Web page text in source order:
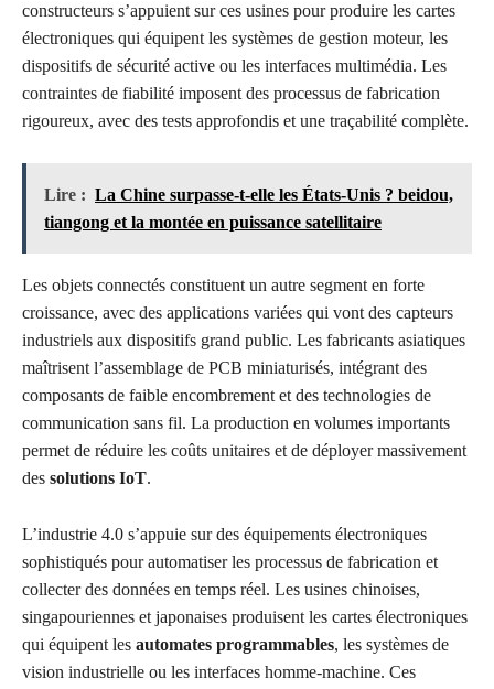
constructeurs s’appuient sur ces usines pour produire les cartes
électroniques qui équipent les systèmes de gestion moteur, les
dispositifs de sécurité active ou les interfaces multimédia. Les
contraintes de fiabilité imposent des processus de fabrication
rigoureux, avec des tests approfondis et une traçabilité complète.
Lire : La Chine surpasse-t-elle les États-Unis ? beidou,
tiangong et la montée en puissance satellitaire
Les objets connectés constituent un autre segment en forte
croissance, avec des applications variées qui vont des capteurs
industriels aux dispositifs grand public. Les fabricants asiatiques
maîtrisent l’assemblage de PCB miniaturisés, intégrant des
composants de faible encombrement et des technologies de
communication sans fil. La production en volumes importants
permet de réduire les coûts unitaires et de déployer massivement
des solutions IoT.
L’industrie 4.0 s’appuie sur des équipements électroniques
sophistiqués pour automatiser les processus de fabrication et
collecter des données en temps réel. Les usines chinoises,
singapouriennes et japonaises produisent les cartes électroniques
qui équipent les automates programmables, les systèmes de
vision industrielle ou les interfaces homme-machine. Ces